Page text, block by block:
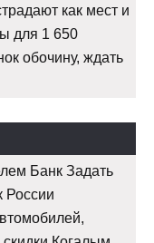
как мест и
для 1 650
обочину, ждать
Банк Задать
России